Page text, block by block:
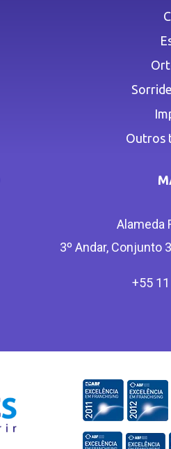
Outros
Alameda
3º Andar, Conjunto
+55